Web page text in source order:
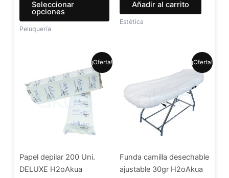
Seleccionar
opciones
página
de
Peluquería
Añadir al carrito
Estética
¡Oferta!
Papel depilar 200 Uni.
DELUXE H2oAkua
original
era:
7,99 €.
actual
es:
6,49 €.
¡Oferta!
Funda camilla desechable
ajustable 30gr H2oAkua
original
era:
actual
1,20 €.